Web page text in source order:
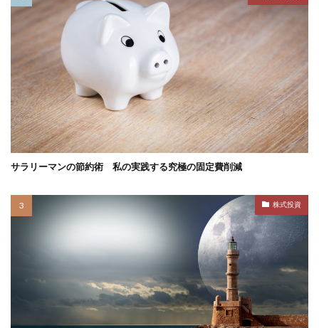
サラリーマンの節約術 私の実践する究極の固定費削減
株式投資